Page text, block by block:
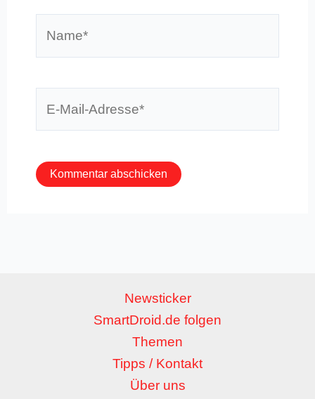
Newsticker
SmartDroid.de folgen
Themen
Tipps / Kontakt
Über uns